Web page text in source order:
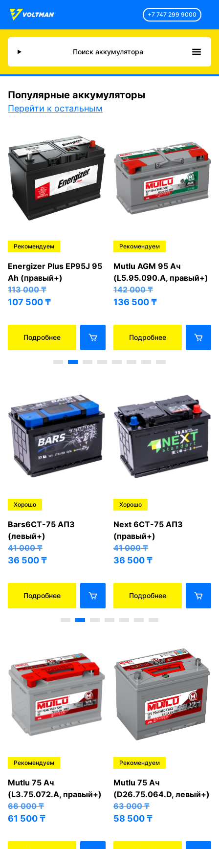
+7 747 299 9000
Поиск аккумулятора
Популярные аккумуляторы
Перейти к остальным
Рекомендуем
Energizer Plus EP95J 95
Ah (правый+)
113 000₸
107 500₸
Подробнее
Рекомендуем
Mutlu AGM 95 Ач
(L5.95.090.A, правый+)
142 000₸
136 500₸
Подробнее
Хорошо
Bars6СТ-75 АПЗ
(левый+)
41 000₸
36 500₸
Подробнее
Хорошо
Next 6СТ-75 АПЗ
(правый+)
41 000₸
36 500₸
Подробнее
Рекомендуем
Mutlu 75 Ач
(L3.75.072.A, правый+)
66 000₸
61 500₸
Рекомендуем
Mutlu 75 Ач
(D26.75.064.D, левый+)
63 000₸
58 500₸